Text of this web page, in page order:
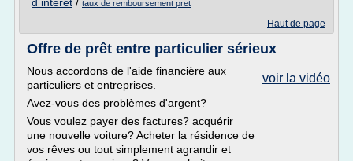
taux de remboursement pret
Haut de page
Offre de prêt entre particulier sérieux
voir la vidéo
Nous accordons de l'aide financière aux
particuliers et entreprises.
Avez-vous des problèmes d'argent?
Vous voulez payer des factures? acquérir
une nouvelle voiture? Acheter la résidence de
vos rêves ou tout simplement agrandir et